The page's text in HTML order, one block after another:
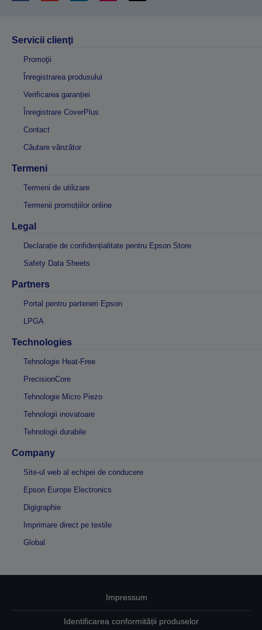
Servicii clienţi
Promoţii
Înregistrarea produsului
Verificarea garanției
Înregistrare CoverPlus
Contact
Căutare vânzător
Termeni
Termeni de utilizare
Termenii promoțiilor online
Legal
Declarație de confidențialitate pentru Epson Store
Safety Data Sheets
Partners
Portal pentru parteneri Epson
LPGA
Technologies
Tehnologie Heat-Free
PrecisionCore
Tehnologie Micro Piezo
Tehnologii inovatoare
Tehnologii durabile
Company
Site-ul web al echipei de conducere
Epson Europe Electronics
Digigraphie
Imprimare direct pe textile
Global
Impressum
Identificarea conformității produselor